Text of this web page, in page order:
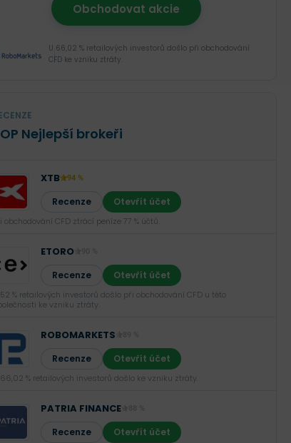
Obchodovat akcie
U 66,02 % retailových investorů došlo při obchodování
CFD ke vzniku ztráty.
Nejlepší brokeři
XTB 94 %
Recenze Otevřít účet
obchodování CFD ztrácí peníze 77 % účtů.
ETORO
Recenze Otevřít účet
% retailových investorů došlo při obchodování CFD u této
ke vzniku ztráty.
ROBOMARKETS
Recenze Otevřít účet
% retailových investorů došlo ke vzniku ztráty.
PATRIA FINANCE
Recenze Otevřít účet